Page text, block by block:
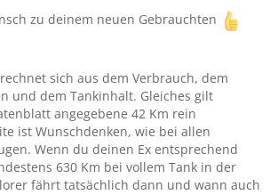
zu deinem neuen Gebrauchten
sich aus dem Verbrauch, dem
und dem Tankinhalt. Gleiches gilt
angegebene 42 Km rein
ist Wunschdenken, wie bei allen
Wenn du deinen Ex entsprechend
630 Km bei vollem Tank in der
fährt tatsächlich dann und wann auch